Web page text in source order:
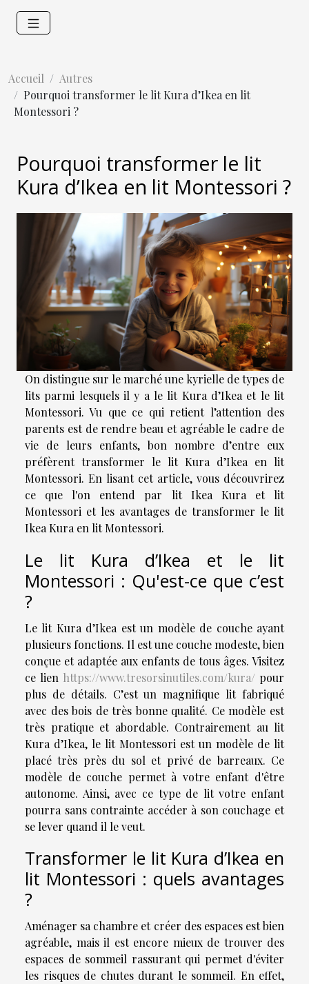
Accueil
Autres
Pourquoi transformer le lit Kura d’Ikea en lit
Montessori ?
Pourquoi transformer le lit
Kura d’Ikea en lit Montessori ?
On distingue sur le marché une kyrielle de types de
lits parmi lesquels il y a le lit Kura d’Ikea et le lit
Montessori. Vu que ce qui retient l’attention des
parents est de rendre beau et agréable le cadre de
vie de leurs enfants, bon nombre d’entre eux
préfèrent transformer le lit Kura d’Ikea en lit
Montessori. En lisant cet article, vous découvrirez
ce que l'on entend par lit Ikea Kura et lit
Montessori et les avantages de transformer le lit
Ikea Kura en lit Montessori.
Le lit Kura d’Ikea et le lit
Montessori : Qu'est-ce que c’est
?
Le lit Kura d’Ikea est un modèle de couche ayant
plusieurs fonctions. Il est une couche modeste, bien
conçue et adaptée aux enfants de tous âges. Visitez
ce lien https://www.tresorsinutiles.com/kura/ pour
plus de détails. C’est un magnifique lit fabriqué
avec des bois de très bonne qualité. Ce modèle est
très pratique et abordable. Contrairement au lit
Kura d’Ikea, le lit Montessori est un modèle de lit
placé très près du sol et privé de barreaux. Ce
modèle de couche permet à votre enfant d'être
autonome. Ainsi, avec ce type de lit votre enfant
pourra sans contrainte accéder à son couchage et
se lever quand il le veut.
Transformer le lit Kura d’Ikea en
lit Montessori : quels avantages
?
Aménager sa chambre et créer des espaces est bien
agréable, mais il est encore mieux de trouver des
espaces de sommeil rassurant qui permet d'éviter
les risques de chutes durant le sommeil. En effet,